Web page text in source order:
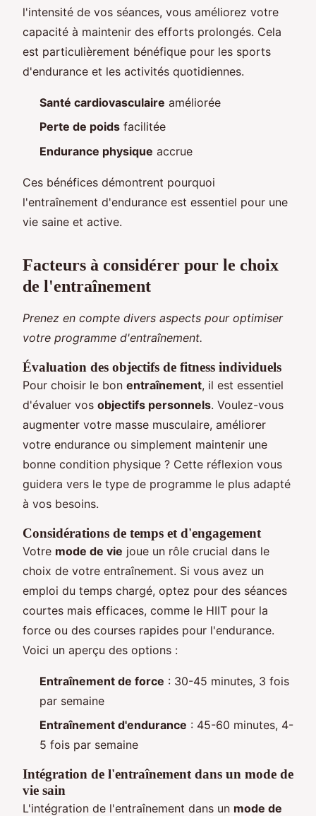
l'intensité de vos séances, vous améliorez votre
capacité à maintenir des efforts prolongés. Cela
est particulièrement bénéfique pour les sports
d'endurance et les activités quotidiennes.
Santé cardiovasculaire améliorée
Perte de poids facilitée
Endurance physique accrue
Ces bénéfices démontrent pourquoi
l'entraînement d'endurance est essentiel pour une
vie saine et active.
Facteurs à considérer pour le choix
de l'entraînement
Prenez en compte divers aspects pour optimiser
votre programme d'entraînement.
Évaluation des objectifs de fitness individuels
Pour choisir le bon entraînement, il est essentiel
d'évaluer vos objectifs personnels. Voulez-vous
augmenter votre masse musculaire, améliorer
votre endurance ou simplement maintenir une
bonne condition physique ? Cette réflexion vous
guidera vers le type de programme le plus adapté
à vos besoins.
Considérations de temps et d'engagement
Votre mode de vie joue un rôle crucial dans le
choix de votre entraînement. Si vous avez un
emploi du temps chargé, optez pour des séances
courtes mais efficaces, comme le HIIT pour la
force ou des courses rapides pour l'endurance.
Voici un aperçu des options :
Entraînement de force : 30-45 minutes, 3 fois
par semaine
Entraînement d'endurance : 45-60 minutes, 4-
5 fois par semaine
Intégration de l'entraînement dans un mode de
vie sain
L'intégration de l'entraînement dans un mode de